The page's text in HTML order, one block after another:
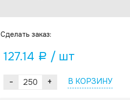
Cделать заказ:
127.14 a / шт
- + В КОРЗИНУ